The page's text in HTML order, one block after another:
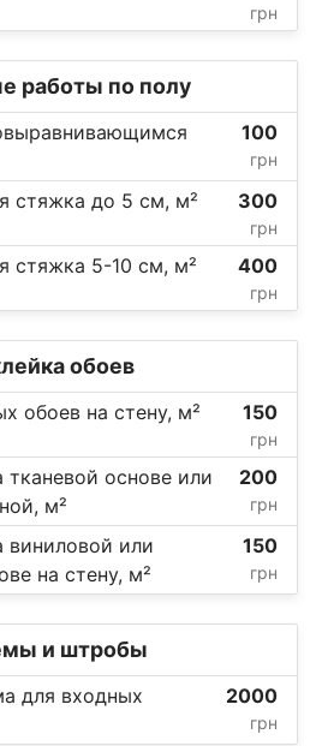
грн
работы по полу
100
грн
стяжка до 5 см, м² 300
грн
стяжка 5-10 см, м² 400
грн
обоев
обоев на стену, м² 150
грн
тканевой основе или
м²
200
грн
виниловой или
на стену, м²
150
грн
и штробы
для входных
2000
грн